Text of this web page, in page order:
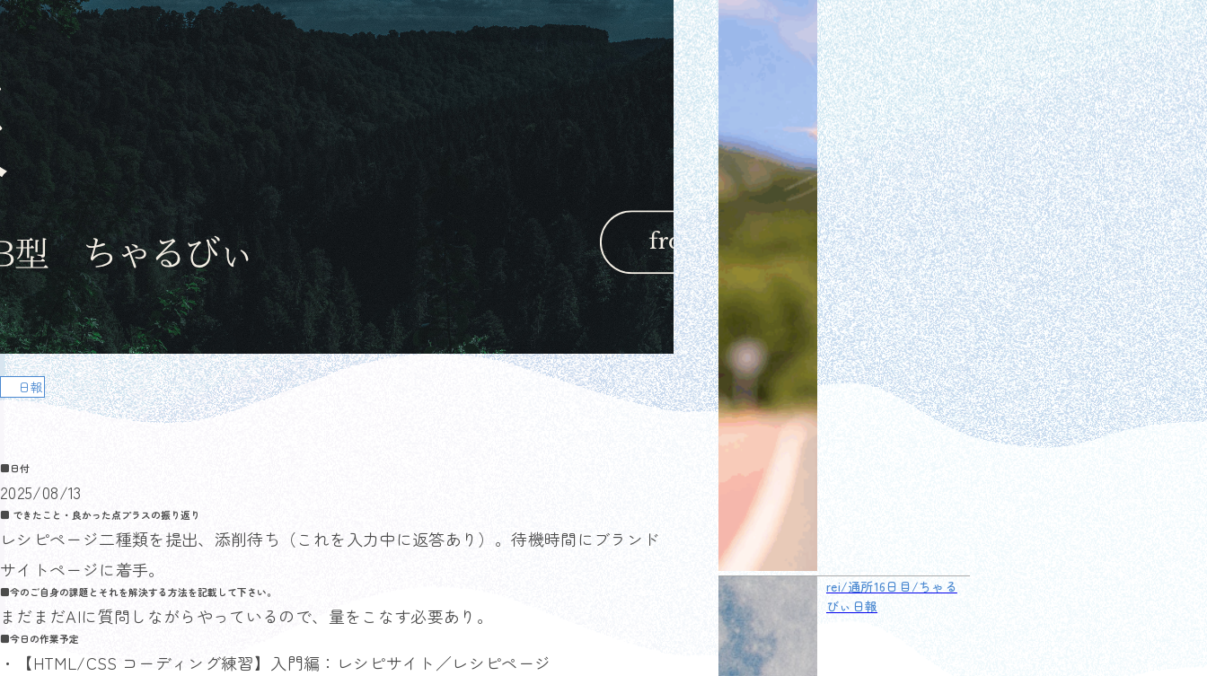
日報
■日付
2025/08/13
■ できたこと・良かった点プラスの振り返り
レシピページ二種類を提出、添削待ち（これを入力中に返答あり）。待機時間にブランド
サイトページに着手。
■今のご自身の課題とそれを解決する方法を記載して下さい。
まだまだAIに質問しながらやっているので、量をこなす必要あり。
■今日の作業予定
・【HTML/CSS コーディング練習】入門編：レシピサイト／レシピページ
rei/通所16日目/ちゃる
びぃ日報